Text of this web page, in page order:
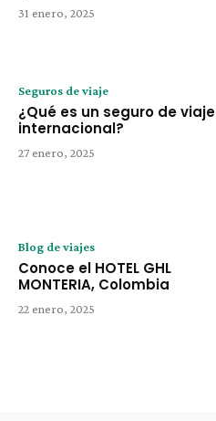
31 enero, 2025
Seguros de viaje
¿Qué es un seguro de viaje
internacional?
27 enero, 2025
Blog de viajes
Conoce el HOTEL GHL
MONTERIA, Colombia
22 enero, 2025